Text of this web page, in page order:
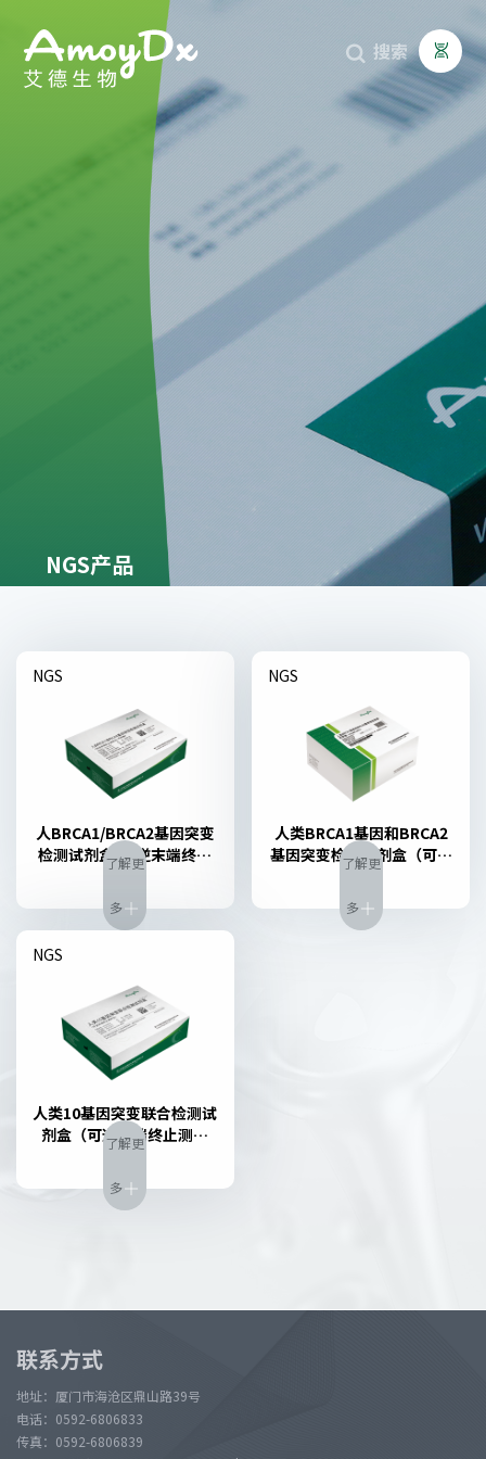
搜索 
NGS产品
NGS
人BRCA1/BRCA2基因突变
检测试剂盒(可逆末端终止
测序法)
了解更
多
NGS
人类BRCA1基因和BRCA2
基因突变检测试剂盒（可逆
末端终止测序法）
了解更
多
NGS
人类10基因突变联合检测试
剂盒（可逆末端终止测序
法）
了解更
多
联系方式
地址：厦门市海沧区鼎山路39号
电话：0592-6806833
传真：0592-6806839